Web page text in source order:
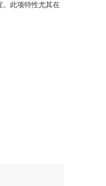
。此项特性尤其在